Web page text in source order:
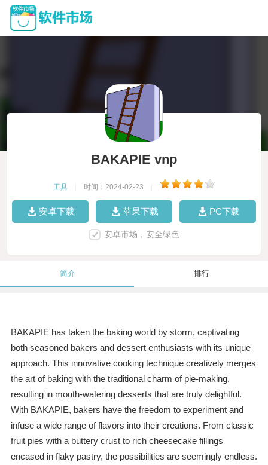
BAKAPIE vnp
工具 时间：2024-02-23
安卓下载 苹果下载 PC下载
安卓市场，安全绿色
简介 排行
BAKAPIE has taken the baking world by storm, captivating
both seasoned bakers and dessert enthusiasts with its unique
approach. This innovative cooking technique creatively merges
the art of baking with the traditional charm of pie-making,
resulting in mouth-watering desserts that are truly delightful.
With BAKAPIE, bakers have the freedom to experiment and
infuse a wide range of flavors into their creations. From classic
fruit pies with a buttery crust to rich cheesecake fillings
encased in flaky pastry, the possibilities are seemingly endless.